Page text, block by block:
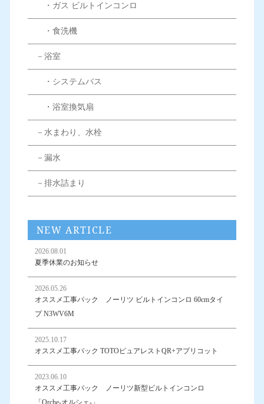
・ガス ビルトインコンロ
・食洗機
－浴室
・システムバス
・浴室換気扇
－水まわり、水栓
－漏水
－排水詰まり
NEW ARTICLE
2026.08.01
夏季休業のお知らせ
2026.05.26
オススメ工事パック ノーリツ ビルトインコンロ 60cmタイ
プ N3WV6M
2025.10.17
オススメ工事パック TOTOピュアレストQR+アプリコット
2023.06.10
オススメ工事パック ノーリツ新型ビルトインコンロ
「Orche-オルシェ-」